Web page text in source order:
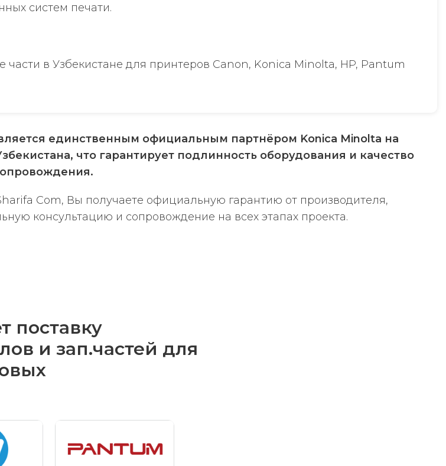
систем печати.
в Узбекистане для принтеров Canon, Konica Minolta, HP, Pantum
единственным официальным партнёром Konica Minolta на
что гарантирует подлинность оборудования и качество
Com, Вы получаете официальную гарантию от производителя,
консультацию и сопровождение на всех этапах проекта.
поставку
и зап.частей для